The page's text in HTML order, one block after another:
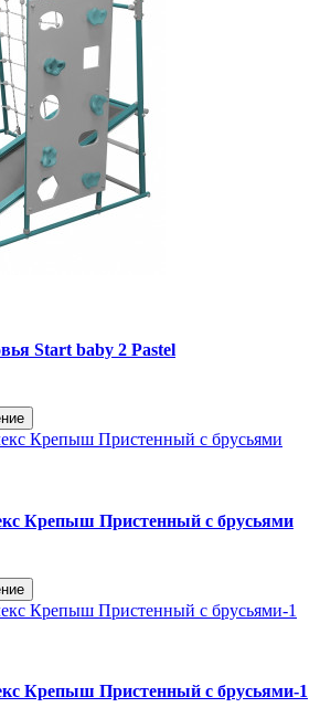
Start baby 2 Pastel
Крепыш Пристенный с брусьями
Крепыш Пристенный с брусьями-1